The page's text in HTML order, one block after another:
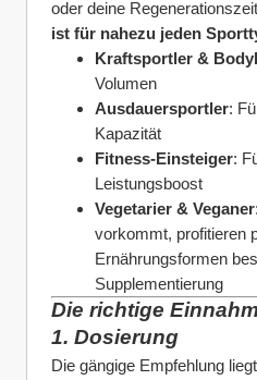
oder deine
ist für nahezu jeden
Kraftsportler &
Volumen
Ausdauersportler:
Kapazität
Fitness-Einsteiger:
Leistungsboost
Vegetarier & Veganer
vorkommt, profitieren
Ernährungsformen
Supplementierung
Die richtige
1. Dosierung
Die gängige Empfehlung